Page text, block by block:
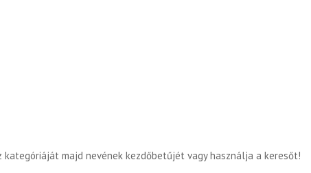
kategóriáját majd nevének kezdőbetűjét vagy használja a keresőt!